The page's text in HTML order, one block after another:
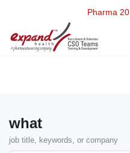
Pharma 20
what
job title, keywords, or company